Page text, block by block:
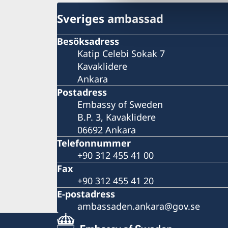
Sveriges ambassad
Besöksadress
Katip Celebi Sokak 7
Kavaklidere
Ankara
Postadress
Embassy of Sweden
B.P. 3, Kavaklidere
06692 Ankara
Telefonnummer
+90 312 455 41 00
Fax
+90 312 455 41 20
E-postadress
ambassaden.ankara@gov.se